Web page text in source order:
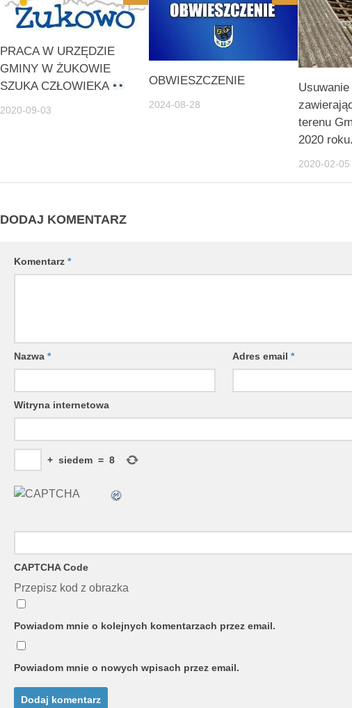
PRACA W URZĘDZIE
GMINY W ŻUKOWIE
SZUKA CZŁOWIEKA
2020-09-03
OBWIESZCZENIE
2024-08-28
terenu
2020
2020-02-05
DODAJ KOMENTARZ
Komentarz *
Nazwa * Adres email*
Witryna internetowa
+ siedem = 8
CAPTCHA Code
Przepisz kod z obrazka
Powiadom mnie o kolejnych komentarzach przez email.
Powiadom mnie o nowych wpisach przez email.